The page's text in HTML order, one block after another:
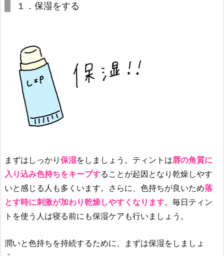
ラ
ィ
グ
ウ
ォ
ー
タ
ィ
ン
ト
3.
2.
U
１．保湿をする
まずはしっかり 保湿をしましょう。ティントは唇の角質に
入り込み色持ちをキープすることが起因となり乾燥しやす
いと感じる人も多くいます。さらに、色持ちが良いため落
とす時に刺激が加わり乾燥しやすくなります。毎日ティン
トを使う人は寝る前にも保湿ケアも行いましょう。
潤いと色持ちを持続するために、まずは保湿をしましょ